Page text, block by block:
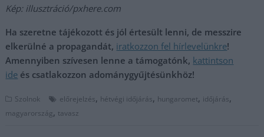
Kép: illusztráció/pxhere.com
Ha szeretne tájékozott és jól értesült lenni, de messzire
elkerülné a propagandát, iratkozzon fel hírlevelünkre!
Amennyiben szívesen lenne a támogatónk, kattintson
ide és csatlakozzon adománygyűjtésünkhöz!
Szolnok előrejelzés, hétvégi időjárás, hungaromet, időjárás,
magyarország, tavasz